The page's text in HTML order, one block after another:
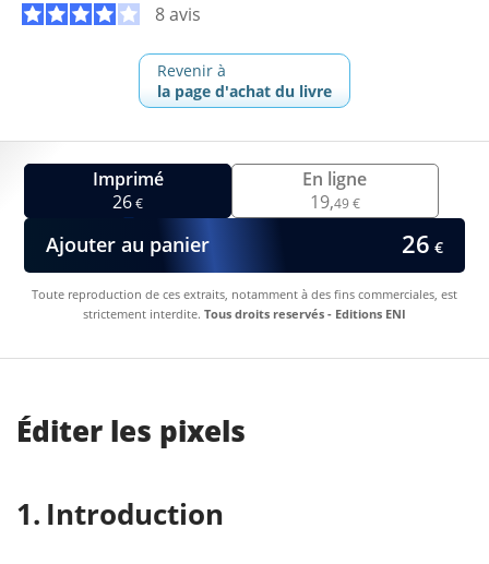
8 avis
Revenir à
la page d'achat du livre
Imprimé
26€
En ligne
19,49 €
Ajouter au panier 26 €
Toute reproduction de ces extraits, notamment à des fins commerciales, est
strictement interdite. Tous droits reservés - Editions ENI
Éditer les pixels
Introduction